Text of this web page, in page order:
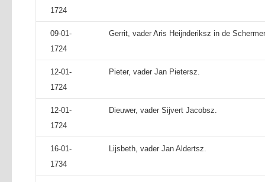
1724
09-01-
1724
Gerrit, vader Aris Heijnderiksz in de
12-01-
1724
Pieter, vader Jan Pietersz.
12-01-
1724
Dieuwer, vader Sijvert Jacobsz.
16-01-
1734
Lijsbeth, vader Jan Aldertsz.